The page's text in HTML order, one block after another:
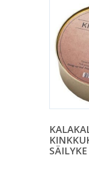
SÄILYKE